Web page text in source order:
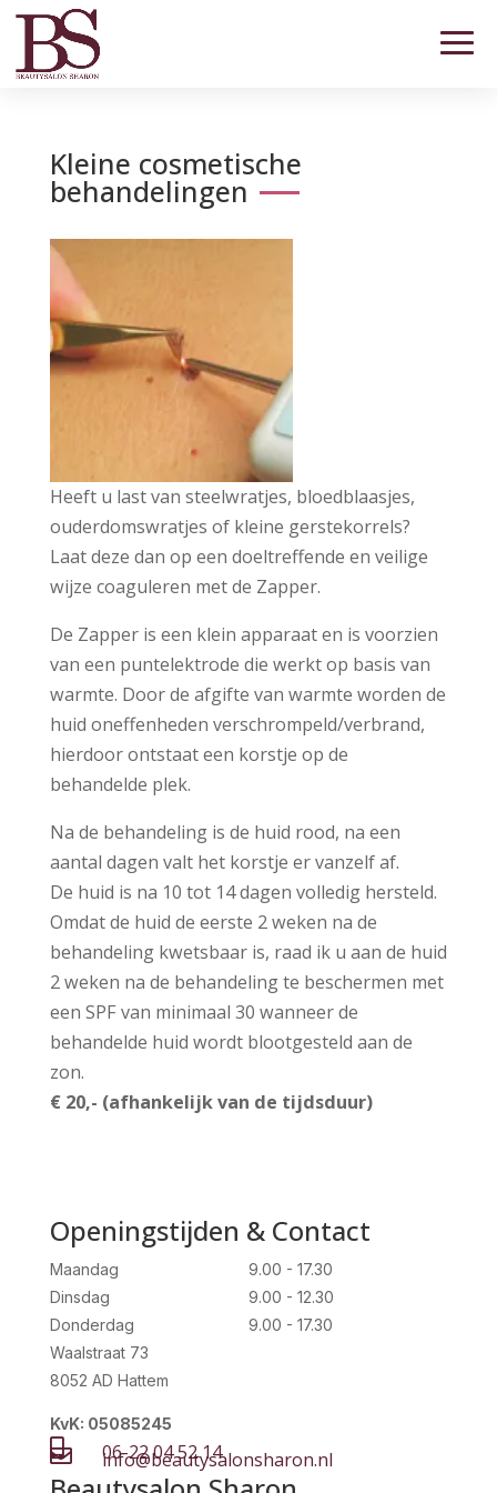
Kleine cosmetische
behandelingen
Heeft u last van steelwratjes, bloedblaasjes,
ouderdomswratjes of kleine gerstekorrels?
Laat deze dan op een doeltreffende en veilige
wijze coaguleren met de Zapper.
De Zapper is een klein apparaat en is voorzien
van een puntelektrode die werkt op basis van
warmte. Door de afgifte van warmte worden de
huid oneffenheden verschrompeld/verbrand,
hierdoor ontstaat een korstje op de
behandelde plek.
Na de behandeling is de huid rood, na een
aantal dagen valt het korstje er vanzelf af.
De huid is na 10 tot 14 dagen volledig hersteld.
Omdat de huid de eerste 2 weken na de
behandeling kwetsbaar is, raad ik u aan de huid
2 weken na de behandeling te beschermen met
een SPF van minimaal 30 wanneer de
behandelde huid wordt blootgesteld aan de
zon.
€ 20,- (afhankelijk van de tijdsduur)
Openingstijden & Contact
Maandag
Dinsdag
Donderdag
9.00 - 17.30
9.00 - 12.30
9.00 - 17.30
Waalstraat 73
8052 AD Hattem
KvK: 05085245
 06-22 04 52 14
 info@beautysalonsharon.nl